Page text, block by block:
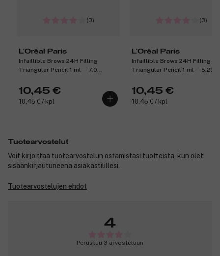
(3)
L'Oréal Paris
Infaillible Brows 24H Filling
Triangular Pencil 1 ml ─ 7.0
10,45 €
10,45 € / kpl
(3)
L'Oréal Paris
Infaillible Brows 24H Filling
Triangular Pencil 1 ml ─ 5.23
10,45 €
10,45 € / kpl
Tuotearvostelut
Voit kirjoittaa tuotearvostelun ostamistasi tuotteista, kun olet
sisäänkirjautuneena asiakastilillesi.
Tuotearvostelujen ehdot
4
Perustuu 3 arvosteluun